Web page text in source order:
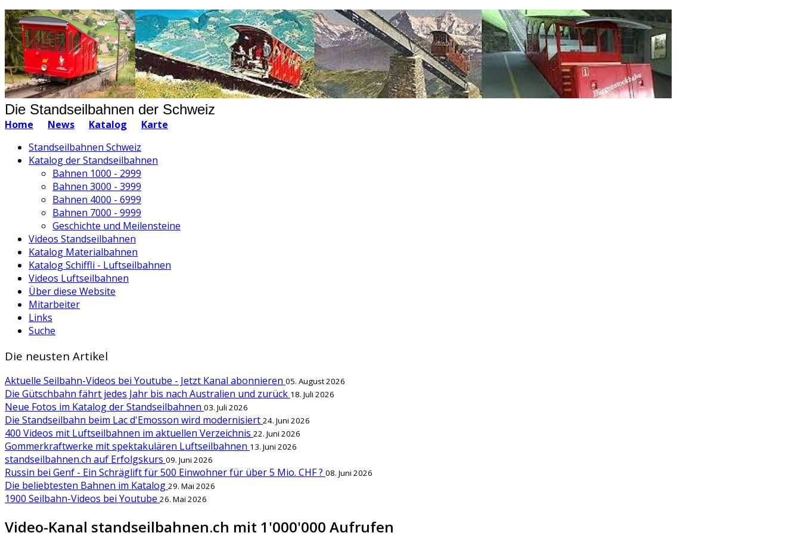
Die Standseilbahnen der Schweiz
Home News Katalog
Karte
Standseilbahnen Schweiz
Katalog der Standseilbahnen
Bahnen 1000 - 2999
Bahnen 3000 - 3999
Bahnen 4000 - 6999
Bahnen 7000 - 9999
Geschichte und Meilensteine
Videos Standseilbahnen
Katalog Materialbahnen
Katalog Schiffli - Luftseilbahnen
Videos Luftseilbahnen
Über diese Website
Mitarbeiter
Links
Suche
Die neusten Artikel
Aktuelle Seilbahn-Videos bei Youtube - Jetzt Kanal abonnieren 05. August 2026
Die Gütschbahn fährt jedes Jahr bis nach Australien und zurück 18. Juli 2026
Neue Fotos im Katalog der Standseilbahnen 03. Juli 2026
Die Standseilbahn beim Lac d'Emosson wird modernisiert 24. Juni 2026
400 Videos mit Luftseilbahnen im aktuellen Verzeichnis 22. Juni 2026
Gommerkraftwerke mit spektakulären Luftseilbahnen 13. Juni 2026
standseilbahnen.ch auf Erfolgskurs 09. Juni 2026
Russin bei Genf - Ein Schräglift für 500 Einwohner für über 5 Mio. CHF ? 08. Juni 2026
Die beliebtesten Bahnen im Katalog 29. Mai 2026
1900 Seilbahn-Videos bei Youtube 26. Mai 2026
Video-Kanal standseilbahnen.ch mit 1'000'000 Aufrufen